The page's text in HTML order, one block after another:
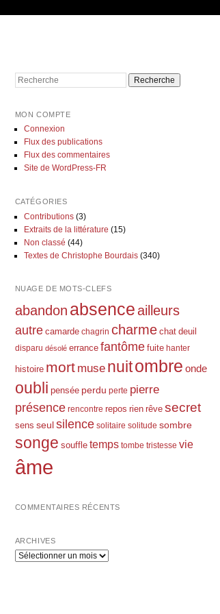
Recherche
MON COMPTE
Connexion
Flux des publications
Flux des commentaires
Site de WordPress-FR
CATÉGORIES
Contributions(3)
Extraits de la littérature (15)
Non classé (44)
Textes de Christophe Bourdais(340)
NUAGE DE MOTS-CLEFS
abandon absenceailleurs
autre camarde chagrin charme chat deuil
disparu désolé errance fantôme fuite hanter
histoire mort muse nuitombre onde
oubli pensée perdu perte pierre
présence rencontre repos rien rêve secret
sens seul silence solitaire solitude sombre
songe souffle temps tombe tristesse vie
âme
COMMENTAIRES RÉCENTS
ARCHIVES
Archives